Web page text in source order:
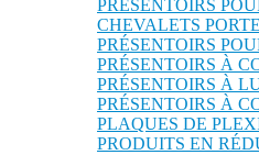
PRÉSENTOIRS
CHEVALETS
PRÉSENTOIRS
PRÉSENTOIRS À
PRÉSENTOIRS À
PRÉSENTOIRS À
PLAQUES DE
PRODUITS EN